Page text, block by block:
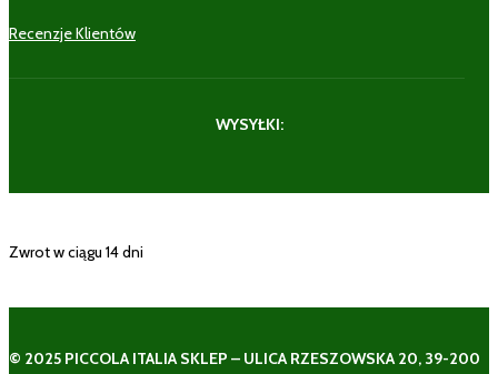
Recenzje Klientów
WYSYŁKI:
Zwrot w ciągu 14 dni
© 2025 PICCOLA ITALIA SKLEP – ULICA RZESZOWSKA 20, 39-200